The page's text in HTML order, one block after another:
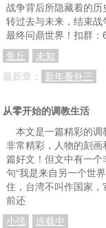
战争背后所隐藏着的
转过去与未来，结束战
最终问鼎世界！扣群
鱼丘
未知
最新章：
新年番外三
从零开始的调教生活
本文是一篇精彩的
非常精彩，人物的刻
篇好文！但文中有一
句“我是来自另一个世
住，台湾不叫作国家
前还
小强
连载中